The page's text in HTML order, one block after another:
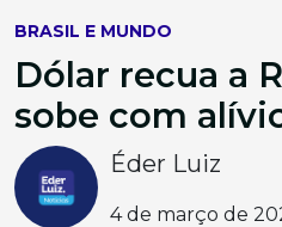
BRASIL E MUNDO
Dólar recua a
sobe com
Éder Luiz
4 de março de